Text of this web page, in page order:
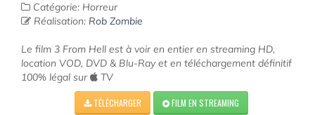
Catégorie: Horreur
Réalisation: Rob Zombie
Le film 3 From Hell est à voir en entier en streaming HD,
location VOD, DVD & Blu-Ray et en téléchargement définitif
100% légal sur
TV
TÉLÉCHARGER FILM EN STREAMING